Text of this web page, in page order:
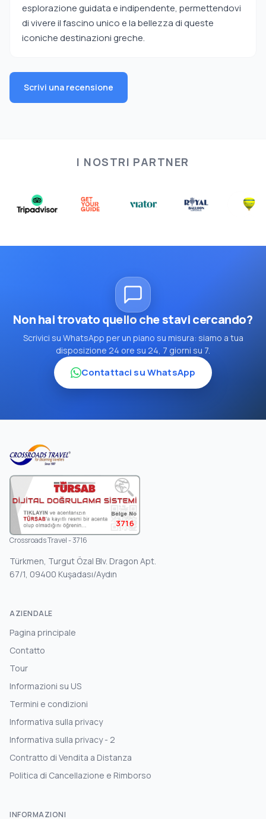
esplorazione guidata e indipendente, permettendovi
di vivere il fascino unico e la bellezza di queste
iconiche destinazioni greche.
Scrivi una recensione
I NOSTRI PARTNER
Non hai trovato quello che stavi cercando?
Scrivici su WhatsApp per un piano su misura: siamo a tua
disposizione 24 ore su 24, 7 giorni su 7.
Contattaci su WhatsApp
3716
Crossroads Travel - 3716
Türkmen, Turgut Özal Blv. Dragon Apt.
67/1, 09400 Kuşadası/Aydın
AZIENDALE
Pagina principale
Contatto
Tour
Informazioni su US
Termini e condizioni
Informativa sulla privacy
Informativa sulla privacy - 2
Contratto di Vendita a Distanza
Politica di Cancellazione e Rimborso
INFORMAZIONI